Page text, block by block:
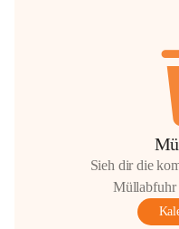
Sieh dir die
Müllabfuhr